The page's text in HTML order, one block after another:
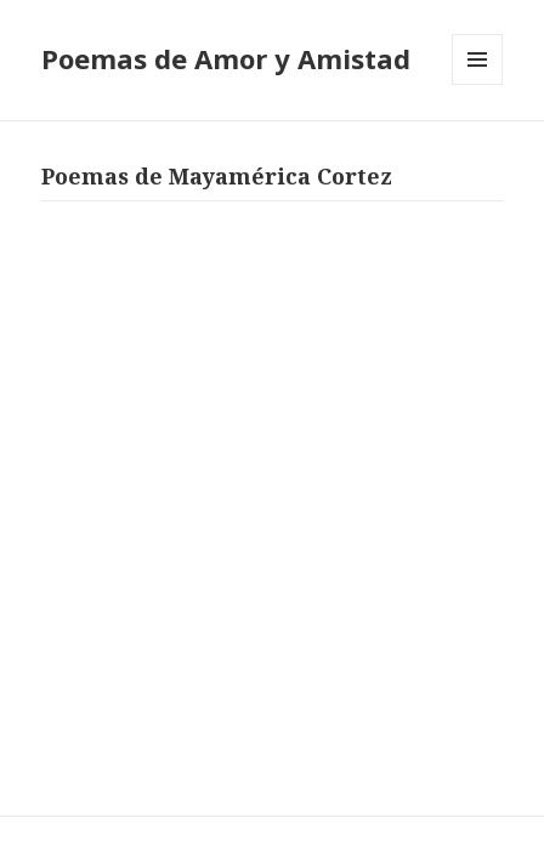
Poemas de Amor y Amistad
Poemas de Mayamérica Cortez